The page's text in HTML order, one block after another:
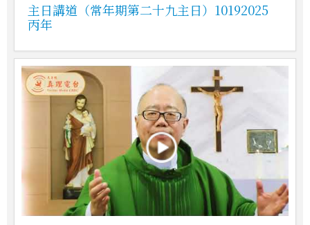
主日講道（常年期第二十九主日）10192025
丙年